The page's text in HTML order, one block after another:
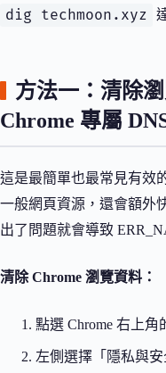
dig techmoon.xyz
方法一：清除
Chrome 專屬
這是最簡單也最常見有效
一般網頁資源，還會額外
出了問題就會導致
清除 Chrome 瀏覽資料：
點選 Chrome 右上角
左側選擇「隱私與